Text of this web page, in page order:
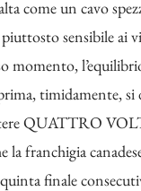
come un cavo
sensibile
momento,
timidamente, si
QUATTRO
franchigia
finale